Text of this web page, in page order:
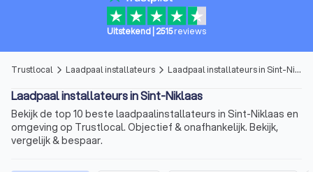
Uitstekend 2515reviews
Trustlocal arrow_forward_ios Laadpaal installateurs arrow_forward_ios Laadpaal installateurs in Sint-Niklaas
Laadpaal installateurs in Sint-Niklaas
Bekijk de top 10 beste laadpaalinstallateurs in Sint-Niklaas en
omgeving op Trustlocal. Objectief & onafhankelijk. Bekijk,
vergelijk & bespaar.